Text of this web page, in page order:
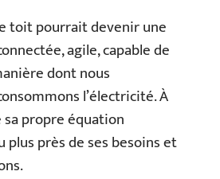
toit pourrait devenir une
agile, capable de
dont nous
l’électricité. À
sa propre équation
plus près de ses besoins et